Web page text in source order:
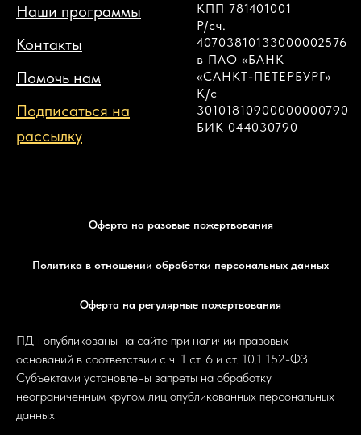
Наши программы
Контакты
Помочь нам
Подписаться на
рассылку
КПП 781401001
Р/сч.
40703810133000002576
в ПАО «БАНК
«САНКТ-ПЕТЕРБУРГ»
К/с
30101810900000000790
БИК 044030790
Оферта на разовые пожертвования
Политика в отношении обработки персональных данных
Оферта на регулярные пожертвования
ПДн опубликованы на сайте при наличии правовых
оснований в соответствии с ч. 1 ст. 6 и ст. 10.1 152-ФЗ.
Субъектами установлены запреты на обработку
неограниченным кругом лиц опубликованных персональных
данных